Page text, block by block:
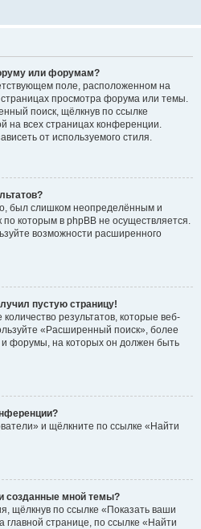
или форумам?
поле, расположенном на
просмотра форума или темы.
поиск, щёлкнув по ссылке
на всех страницах конференции.
от используемого стиля.
был слишком неопределённым и
которым в phpBB не осуществляется.
возможности расширенного
пустую страницу!
результатов, которые веб-
«Расширенный поиск», более
и форумы, на которых он должен быть
и щёлкните по ссылке «Найти
созданные мной темы?
щёлкнув по ссылке «Показать ваши
странице, по ссылке «Найти